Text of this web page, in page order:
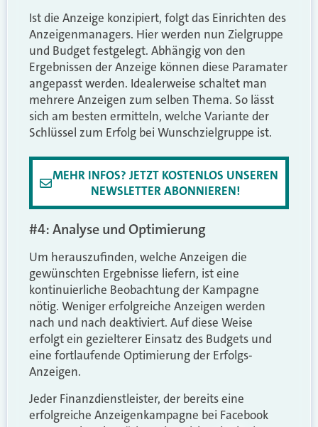
Ist die Anzeige konzipiert, folgt das Einrichten des
Anzeigenmanagers. Hier werden nun Zielgruppe
und Budget festgelegt. Abhängig von den
Ergebnissen der Anzeige können diese Paramater
angepasst werden. Idealerweise schaltet man
mehrere Anzeigen zum selben Thema. So lässt
sich am besten ermitteln, welche Variante der
Schlüssel zum Erfolg bei Wunschzielgruppe ist.
MEHR INFOS? JETZT KOSTENLOS UNSEREN
NEWSLETTER ABONNIEREN!
#4: Analyse und Optimierung
Um herauszufinden, welche Anzeigen die
gewünschten Ergebnisse liefern, ist eine
kontinuierliche Beobachtung der Kampagne
nötig. Weniger erfolgreiche Anzeigen werden
nach und nach deaktiviert. Auf diese Weise
erfolgt ein gezielterer Einsatz des Budgets und
eine fortlaufende Optimierung der Erfolgs-
Anzeigen.
Jeder Finanzdienstleister, der bereits eine
erfolgreiche Anzeigenkampagne bei Facebook